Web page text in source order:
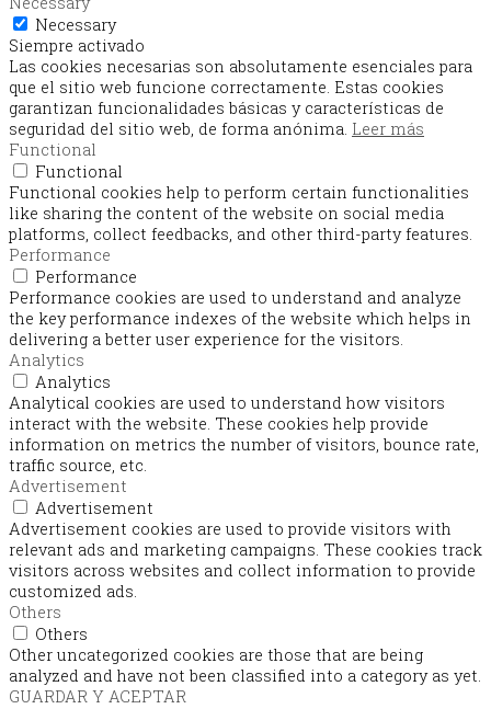
Necessary
Siempre activado
Las cookies necesarias son absolutamente esenciales para
que el sitio web funcione correctamente. Estas cookies
garantizan funcionalidades básicas y características de
seguridad del sitio web, de forma anónima. Leer más
Functional
Functional
Functional cookies help to perform certain functionalities
like sharing the content of the website on social media
platforms, collect feedbacks, and other third-party features.
Performance
Performance
Performance cookies are used to understand and analyze
the key performance indexes of the website which helps in
delivering a better user experience for the visitors.
Analytics
Analytics
Analytical cookies are used to understand how visitors
interact with the website. These cookies help provide
information on metrics the number of visitors, bounce rate,
traffic source, etc.
Advertisement
Advertisement
Advertisement cookies are used to provide visitors with
relevant ads and marketing campaigns. These cookies track
visitors across websites and collect information to provide
customized ads.
Others
Others
Other uncategorized cookies are those that are being
analyzed and have not been classified into a category as yet.
GUARDAR Y ACEPTAR